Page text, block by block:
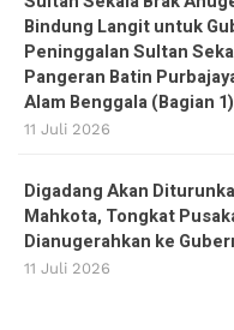
Bindung Langit untuk
Peninggalan Sultan
Pangeran Batin
Alam Benggala (Bagian 1)
11 Juli 2026
Digadang Akan
Mahkota, Tongkat
Dianugerahkan ke
11 Juli 2026